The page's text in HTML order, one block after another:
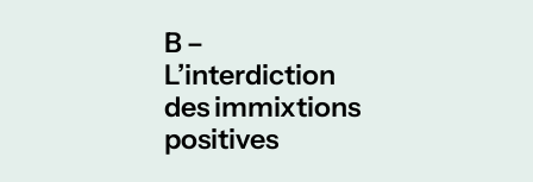
B –
L’interdiction
des immixtions
positives